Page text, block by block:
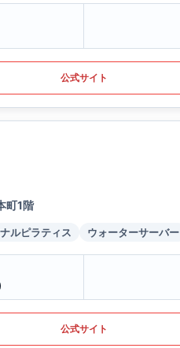
公式サイト
町1階
ルピラティス ウォーターサーバー
公式サイト